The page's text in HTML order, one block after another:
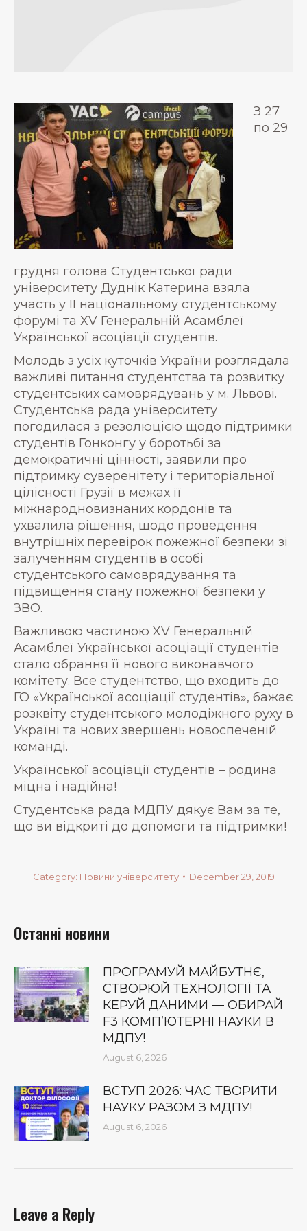
З 27
по 29
грудня голова Студентської ради
університету Дуднік Катерина взяла
участь у ІІ національному студентському
форумі та ХV Генеральній Асамблеї
Української асоціації студентів.
Молодь з усіх куточків України розглядала
важливі питання студентства та розвитку
студентських самоврядувань у м. Львові.
Студентська рада університету
погодилася з резолюцією щодо підтримки
студентів Гонконгу у боротьбі за
демократичні цінності, заявили про
підтримку суверенітету і територіальної
цілісності Грузії в межах її
міжнародновизнаних кордонів та
ухвалила рішення, щодо проведення
внутрішніх перевірок пожежної безпеки зі
залученням студентів в особі
студентського самоврядування та
підвищення стану пожежної безпеки у
ЗВО.
Важливою частиною XV Генеральній
Асамблеї Української асоціації студентів
стало обрання її нового виконавчого
комітету. Все студентство, що входить до
ГО «Української асоціації студентів», бажає
розквіту студентського молодіжного руху в
Україні та нових звершень новоспеченій
команді.
Української асоціації студентів – родина
міцна і надійна!
Студентська рада МДПУ дякує Вам за те,
що ви відкриті до допомоги та підтримки!
Category: Новини університету December 29, 2019
Останні новини
ПРОГРАМУЙ МАЙБУТНЄ,
СТВОРЮЙ ТЕХНОЛОГІЇ ТА
КЕРУЙ ДАНИМИ — ОБИРАЙ
F3 КОМП’ЮТЕРНІ НАУКИ В
МДПУ!
August 6, 2026
ВСТУП 2026: ЧАС ТВОРИТИ
НАУКУ РАЗОМ З МДПУ!
August 6, 2026
Leave a Reply